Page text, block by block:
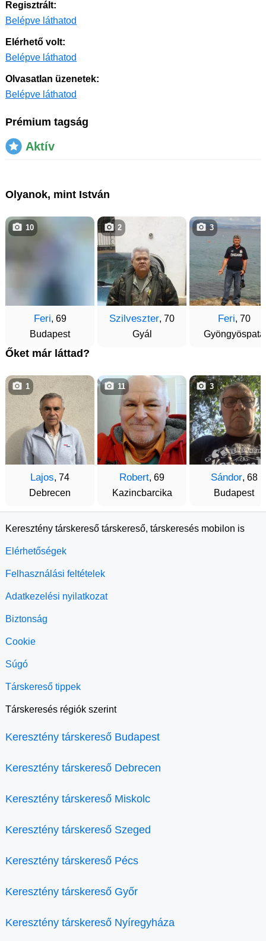
Regisztrált:
Belépve láthatod
Elérhető volt:
Belépve láthatod
Olvasatlan üzenetek:
Belépve láthatod
Prémium tagság
Aktív
Olyanok, mint István
Feri, 69
Budapest
10
Szilveszter, 70
Gyál
2
Feri, 70
Gyöngyöspata
3
Őket már láttad?
Lajos, 74
Debrecen
1
Robert, 69
Kazincbarcika
11
Sándor, 68
Budapest
3
Keresztény társkereső társkereső, társkeresés mobilon is
Elérhetőségek
Felhasználási feltételek
Adatkezelési nyilatkozat
Biztonság
Cookie
Súgó
Társkereső tippek
Társkeresés régiók szerint
Keresztény társkereső Budapest
Keresztény társkereső Debrecen
Keresztény társkereső Miskolc
Keresztény társkereső Szeged
Keresztény társkereső Pécs
Keresztény társkereső Győr
Keresztény társkereső Nyíregyháza